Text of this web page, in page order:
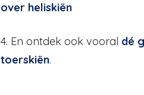
over heliskiën
4. En ontdek ook vooral dé
toerskiën.